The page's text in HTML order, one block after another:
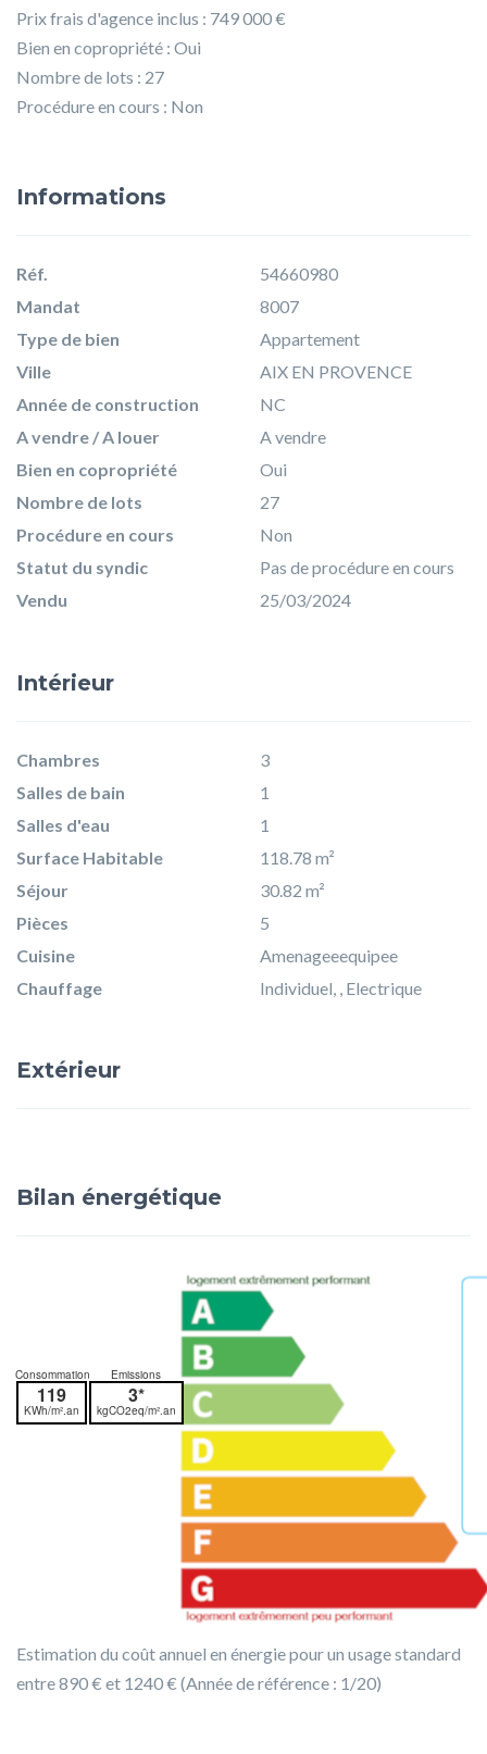
Prix frais d'agence inclus : 749 000 €
Bien en copropriété : Oui
Nombre de lots : 27
Procédure en cours : Non
Informations
Réf.
54660980
Mandat
8007
Type de bien
Appartement
Ville
AIX EN PROVENCE
Année de construction
NC
A vendre / A louer
A vendre
Bien en copropriété
Oui
Nombre de lots
27
Procédure en cours
Non
Statut du syndic
Pas de procédure en cours
Vendu
25/03/2024
Intérieur
Chambres
3
Salles de bain
1
Salles d'eau
1
Surface Habitable
118.78 m²
Séjour
30.82 m²
Pièces
5
Cuisine
Amenageeequipee
Chauffage
Individuel, , Electrique
Extérieur
Bilan énergétique
Consommation
119
KWh/m².an
Emissions
3*
kgCO2eq/m².an
Estimation du coût annuel en énergie pour un usage standard
entre 890 € et 1240 € (Année de référence : 1/20)